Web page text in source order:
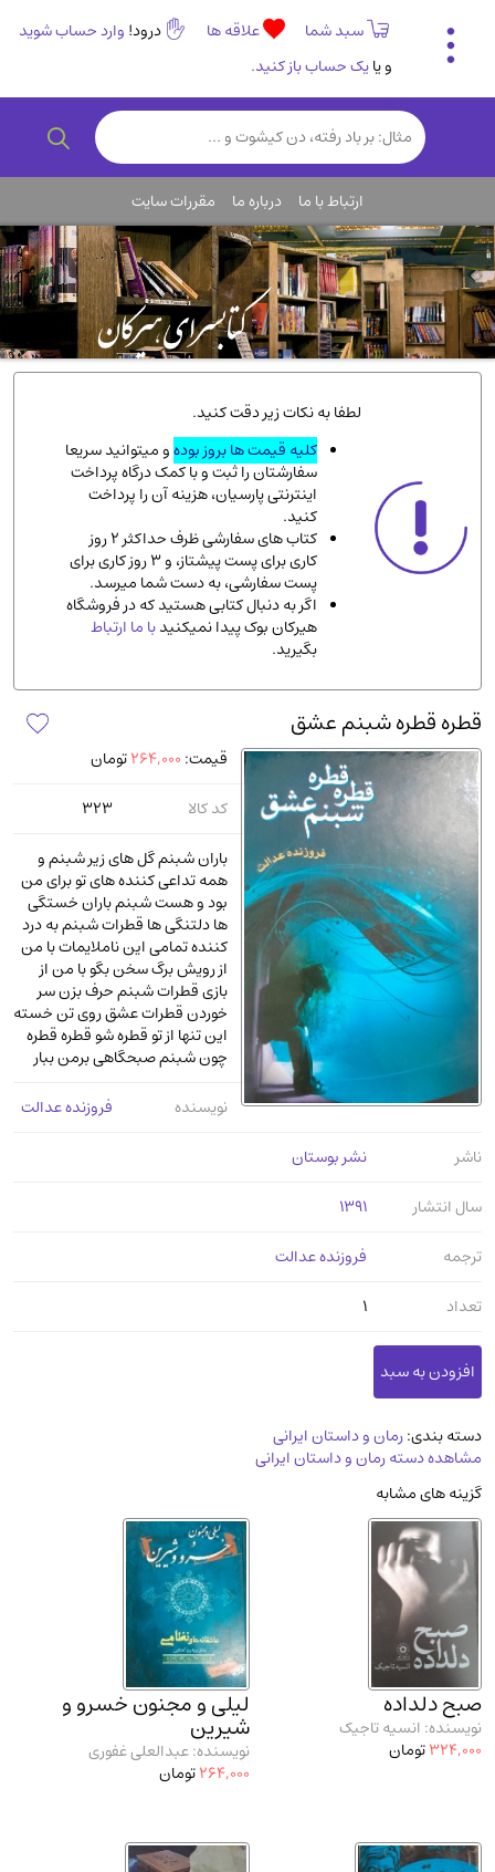
سبد شما علاقه ها درود! وارد حساب شوید
و یایک حساب باز کنید.
تاریخی و فرهنگی
(838)
رمان و داستان ایرانی(307)
روانشناسی(357)
انگلیسی و زبان خارجی(14)
کودکان و نوجوانان(76)
کتب نادر و کمیاب(19)
روانشناسی(112)
طب گیاهی و سنتی(45)
فلسفه و جامعه شناسی(151)
ادبیات و شعر
ادیان و مذاهب
دانشگاهی و آموزشی
اقتصادی، بازاریابی و مالی(56)
پزشکی(140)
کامپیوتر و نرم افزار(13)
ورزشی و تربیت بدنی (34)
آشپزی و خوراکی(25)
سرگرمی و بازی
سیاسی(116)
رمان و داستان خارجی(489)
حقوقی و قانون(47)
کتاب های مصور رنگی و گلاسه
عرفانی و سلوک
دایره المعارف و فرهنگ(13)
معماری، عمران و شهرسازی(29)
طراحی هنر و نقاشی و مجسمه سازی
زندگینامه شهدا(9)
جغرافیا(9)
استخدامی و کاریابی دولتی و خصوصی.سوالـات
و آزمونها(2)
آموزشی و کنکوری
مدرسان شریف و انتشارت ارشد کتاب‌های..
دانشگاه پیامـ نور
ارتباط با ما درباره ما مقررات سایت
لطفا به نکات زیر دقت کنید.
کلیه قیمت ها بروز بودهو میتوانید سریعا
سفارشتان را ثبت و با کمک درگاه پرداخت
اینترنتی پارسیان، هزینه آن را پرداخت
کنید.
کتاب های سفارشی ظرف حداکثر 2 روز
کاری برای پست پیشتاز، و 3 روز کاری برای
پست سفارشی، به دست شما میرسد.
اگر به دنبال کتابی هستید که در فروشگاه
هیرکان بوک پیدا نمیکنیدبا ما ارتباط
بگیرید.
قطره قطره شبنم عشق
قیمت: 264,000تومان
کد کالا
323
باران شبنم گل های زیر شبنم و
همه تداعی کننده های تو برای من
بود و هست شبنم باران خستگی
ها دلتنگی ها قطرات شبنم به درد
کننده تمامی این ناملایمات با من
از رویش برگ سخن بگو با من از
بازی قطرات شبنم حرف بزن سر
خوردن قطرات عشق روی تن خسته
این تنها از تو قطره شو قطره قطره
چون شبنم صبحگاهی برمن ببار
نویسنده
فروزنده عدالت
ناشر
نشر بوستان
سال انتشار
1391
ترجمه
فروزنده عدالت
تعداد
1
دسته بندی:رمان و داستان ایرانی
مشاهده دسته رمان و داستان ایرانی
گزینه های مشابه
صبح دلداده
نویسنده: انسیه تاجیک
324,000تومان
لیلی و مجنون خسرو و
شیرین
نویسنده: عبدالعلی غفوری
264,000تومان